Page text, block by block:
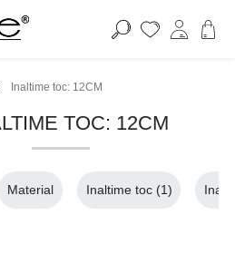
Inaltime toc: 12CM
TOC: 12CM
Material Inaltime toc (1)